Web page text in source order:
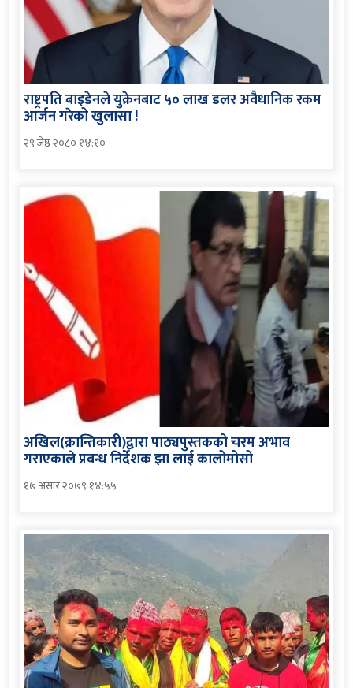
राष्ट्रपति बाइडेनले युक्रेनबाट ५० लाख डलर अवैधानिक रकम
आर्जन गरेको खुलासा !
२९ जेष्ठ २०८० १४:१०
अखिल(क्रान्तिकारी)द्वारा पाठ्यपुस्तकको चरम अभाव
गराएकाले प्रबन्ध निर्देशक झा लाई कालोमोसो
१७ असार २०७९ १४:५५